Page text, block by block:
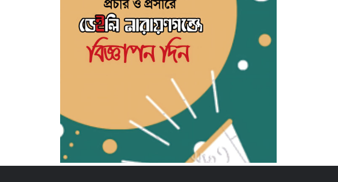
​জুলাই শহিদ জুলফিকার শাকিলের
শাহাদাত বার্ষিকীতে ছাত্র ফেডারেশনের
পুষ্পস্তবক অর্পণ ও প্রামাণ্যচিত্র প্রদর্শন
বন্দরে গ্যাস লিকেজে একই পরিবারের
৩ জন দগ্ধ, মহানগরী আমীর আবদুুল
জব্বারের উদ্বেগ ও সমবেদনা
মাদক ও ছিনতাই এর বিরুদ্ধে ১নং
বাবুরাইলে প্রস্তুতিমূলক আলোচনা সভা
সাহিত্য জোট নারায়ণগঞ্জের কবিতা পাঠ